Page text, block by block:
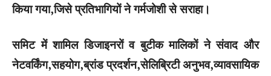
किया गया,जिसे प्रतिभागियों ने गर्मजोशी से सराहा।
समिट में शामिल डिजाइनरों व बुटीक मालिकों ने संवाद और
नेटवर्किंग,सहयोग,ब्रांड प्रदर्शन,सेलिब्रिटी अनुभव,व्यावसायिक